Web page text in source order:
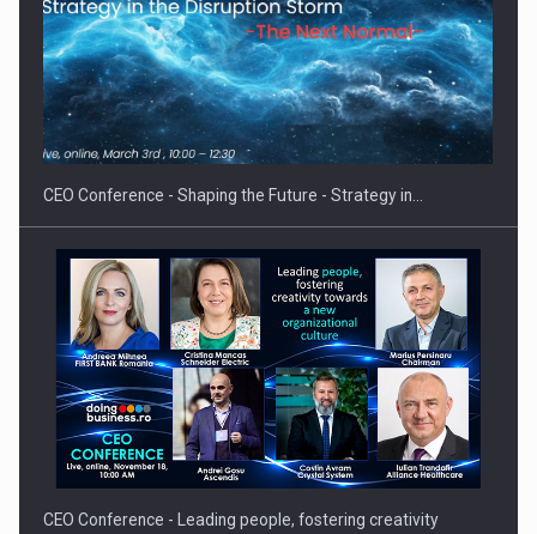
PUTTING ROMANIAN CORPORATE COMPANIES ON THE
INTERNATIONAL BUSINESS SCENE
CEO Conference - Shaping the Future - Strategy in…
CEO Conference - Leading people, fostering creativity